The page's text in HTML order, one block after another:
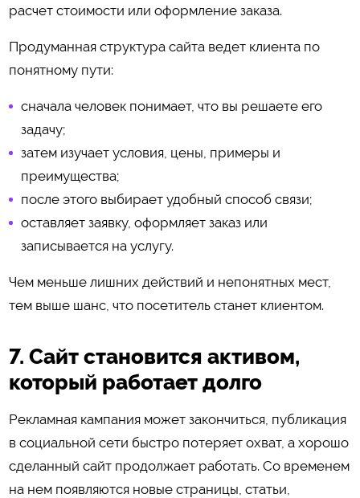
расчет стоимости или оформление заказа.
Продуманная структура сайта ведет клиента по
понятному пути:
сначала человек понимает, что вы решаете его
задачу;
затем изучает условия, цены, примеры и
преимущества;
после этого выбирает удобный способ связи;
оставляет заявку, оформляет заказ или
записывается на услугу.
Чем меньше лишних действий и непонятных мест,
тем выше шанс, что посетитель станет клиентом.
7. Сайт становится активом,
который работает долго
Рекламная кампания может закончиться, публикация
в социальной сети быстро потеряет охват, а хорошо
сделанный сайт продолжает работать. Со временем
на нем появляются новые страницы, статьи,